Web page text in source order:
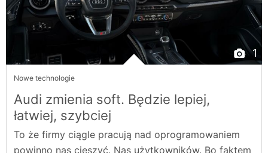
1
Nowe technologie
Audi zmienia soft. Będzie lepiej,
łatwiej, szybciej
To że firmy ciągle pracują nad oprogramowaniem
powinno nas cieszyć. Nas użytkowników. Bo faktem